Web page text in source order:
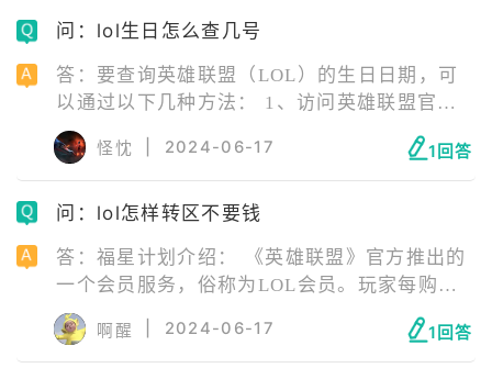
致的玩法，他的任务只有两个，抗伤害和开
种出装可以说没有一点伤害，但是肉到令人发
指。
问：lol生日怎么查几号
答：要查询英雄联盟（LOL）的生日日期，可
以通过以下几种方法： 1、访问英雄联盟官方
网站。 2、使用游戏人生的“游戏历程”功能。
3、通过生日查询网页。 4、登录活动地址查
询。 召唤师的生日是根据单个大区召唤师的注
册日来计算的，且当月有效。例如，如果您在
年11月的任意一天登录游戏，都会收到系统提
示的生日惊喜。
怪忱 2024-06-17 1回答
问：lol怎样转区不要钱
答：福星计划介绍： 《英雄联盟》官方推出的
一个会员服务，俗称为LOL会员。玩家每购买3
个月的福星计划会员，可以获得1次免费转区的
机会。购买多个月，转区机会可累加。所有的
转区机会在计划存续期间有效，计划到期后额
啊醒 2024-06-17 1回答